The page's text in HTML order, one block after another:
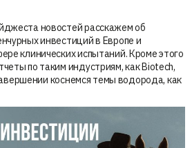
новостей расскажем об
инвестиций в Европе и
клинических испытаний. Кроме этого
по таким индустриям, как Biotech,
коснемся темы водорода, как